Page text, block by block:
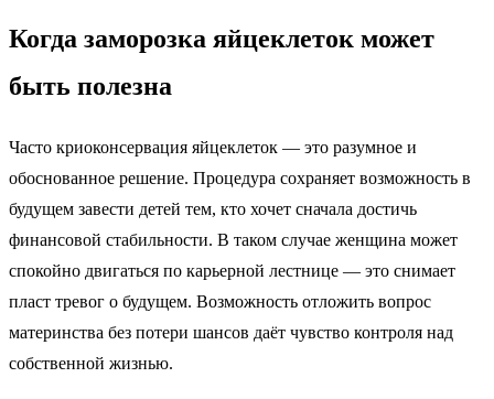
Когда заморозка яйцеклеток может
быть полезна
Часто криоконсервация яйцеклеток — это разумное и
обоснованное решение. Процедура сохраняет возможность в
будущем завести детей тем, кто хочет сначала достичь
финансовой стабильности. В таком случае женщина может
спокойно двигаться по карьерной лестнице — это снимает
пласт тревог о будущем. Возможность отложить вопрос
материнства без потери шансов даёт чувство контроля над
собственной жизнью.